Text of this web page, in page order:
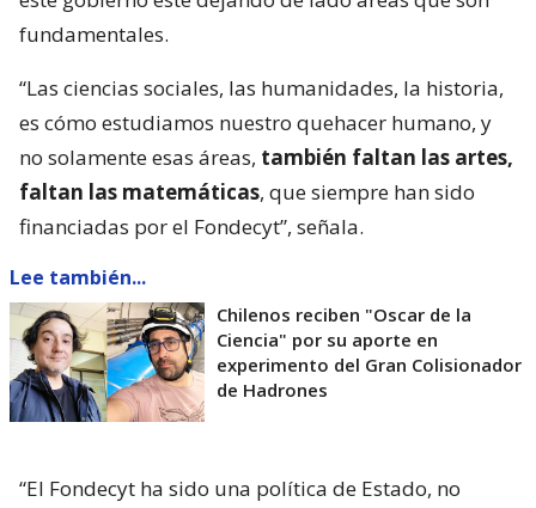
fundamentales.
“Las ciencias sociales, las humanidades, la historia,
es cómo estudiamos nuestro quehacer humano, y
no solamente esas áreas, también faltan las artes,
faltan las matemáticas, que siempre han sido
financiadas por el Fondecyt”, señala.
Lee también...
Chilenos reciben "Oscar de la
Ciencia" por su aporte en
experimento del Gran Colisionador
de Hadrones
“El Fondecyt ha sido una política de Estado, no